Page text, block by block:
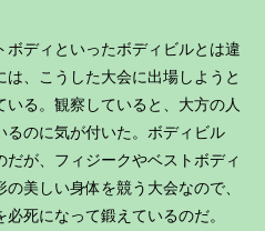
ディといったボディビルとは違
、こうした大会に出場しようと
る。観察していると、大方の人
のに気が付いた。ボディビル
が、フィジークやベストボディ
美しい身体を競う大会なので、
死になって鍛えているのだ。